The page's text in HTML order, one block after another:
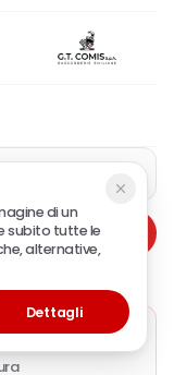
Modifica
di un
subito tutte le
alternative,
Dettagli